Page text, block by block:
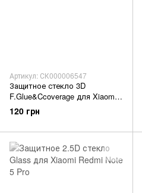
Артикул: СК000006547
Защитное стекло 3D
F.Glue&Ccoverage для Xiaomi
Redmi Note 5 Pro white
120 грн